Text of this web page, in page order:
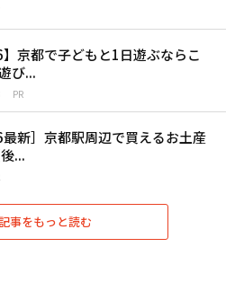
】京都で子どもと1日遊ぶならこ
び...
PR
最新］京都駅周辺で買えるお土産
...
事をもっと読む